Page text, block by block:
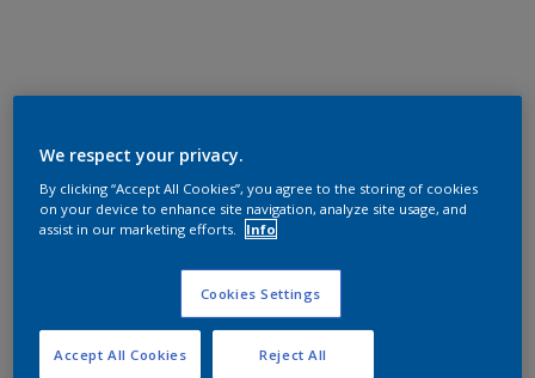
We respect your privacy.
By clicking “Accept All Cookies”, you agree to the storing of cookies
on your device to enhance site navigation, analyze site usage, and
assist in our marketing efforts.
Info
Cookies Settings
Reject All
Accept All Cookies